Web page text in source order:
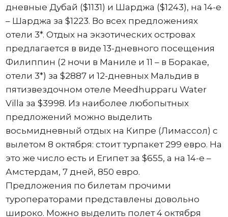
дневные Дубай ($1131) и Шарджа ($1243), на 14-е
– Шарджа за $1223. Во всех предложениях
отели 3*. Отдых на экзотических островах
предлагается в виде 13-дневного посещения
Филиппин (2 ночи в Маниле и 11 – в Боракае,
отели 3*) за $2887 и 12-дневных Мальдив в
пятизвездочном отеле Meedhupparu Water
Villa за $3998. Из наиболее любопытных
предложений можно выделить
восьмидневный отдых на Кипре (Лимассол) с
вылетом 8 октября: стоит турпакет 299 евро. На
это же число есть и Египет за $655, а на 14-е –
Амстердам, 7 дней, 850 евро.
Предложения по билетам прочими
туроператорами представлены довольно
широко. Можно выделить полет 4 октября